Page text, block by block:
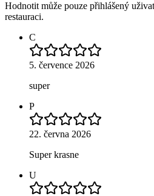
Hodnotit může pouze přihlášený
restauraci.
C
5. července 2026
super
P
22. června 2026
Super krasne
U